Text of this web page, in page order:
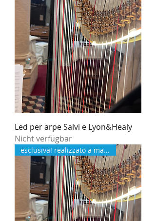
Led per arpe Salvi e Lyon&Healy
Nicht verfügbar
esclusiva! realizzato a mano